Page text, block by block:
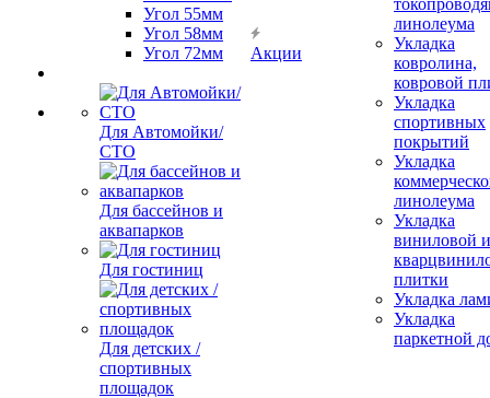
Угол 55мм
Угол 58мм
Угол 72мм
Для Автомойки/
СТО
Для бассейнов и
аквапарков
Для гостиниц
Для детских /
спортивных
площадок
Акции
линолеума
Укладка
ковролина,
ковровой
Укладка
спортивных
покрытий
Укладка
линолеума
Укладка
виниловой и
плитки
Укладка
Укладка
паркетной